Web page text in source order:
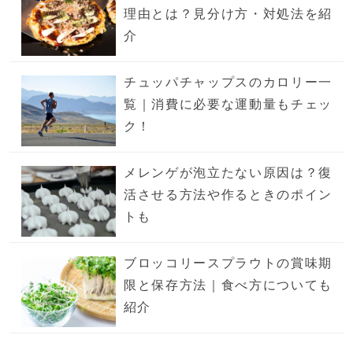
理由とは？見分け方・対処法を紹
介
チュッパチャップスのカロリー一
覧｜消費に必要な運動量もチェッ
ク！
メレンゲが泡立たない原因は？復
活させる方法や作るときのポイン
トも
ブロッコリースプラウトの賞味期
限と保存方法｜食べ方についても
紹介